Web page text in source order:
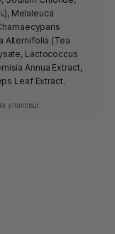
Melaleuca
Alternifolia (Tea
Lactococcus
Annua Extract,
Leaf Extract.
упаковці.